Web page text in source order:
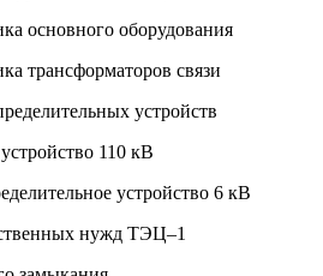
основного оборудования
трансформаторов связи
устройств
110 кВ
устройство 6 кВ
нужд ТЭЦ–1